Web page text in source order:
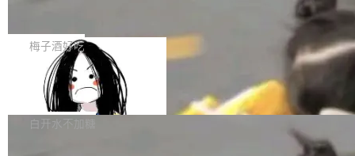
提交的编辑请求也长期处于待处理状态。 Groki
pedia 于去年底上线，定位为由人工智能生成内
容的百科平台，被马斯克视为传统众包百科网站
维基百科的替代方案。Lawfare 调查发现，无论
热门页面还是低关注度页面，均未出现近期更
是这样的：配 MessageSource 的 Bean、写 R
eloadableResourceBundleMessageSource、
声明 LocaleResolver、注册 LocaleChangeInt
erceptor…五六步之后才能看到第一行翻译文
本。 Solon 换了个方式。整个 i18n 模块围绕三
梅子酒好吃
Apache Doris 4.1 全面增强 Iceberg：
支持 UPDATE、MERGE INTO 与 Iceb
erg V3
Apache Doris 4.1 要补齐的，正是缺失的那一
半。在已有查询能力的基础上，Doris 进一步支
白开水不加糖